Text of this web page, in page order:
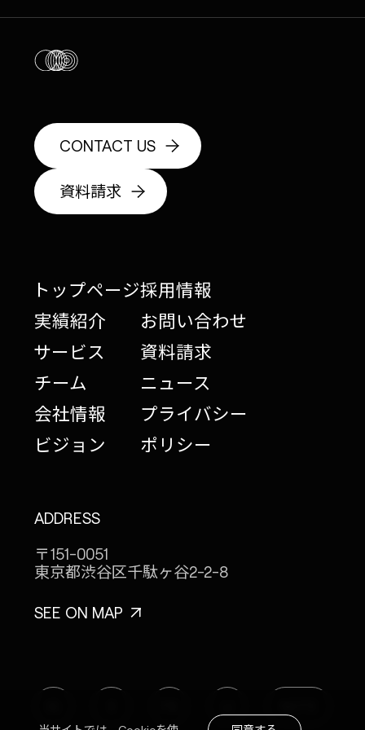
CONTACT US
資料請求
トップページ
実績紹介
サービス
チーム
会社情報
ビジョン
採用情報
お問い合わせ
資料請求
ニュース
プライバシー
ポリシー
ADDRESS
〒151-0051
東京都渋谷区千駄ヶ谷2-2-8
SEE ON MAP